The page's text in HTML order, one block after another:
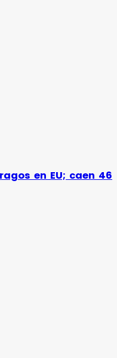
en EU; caen 46